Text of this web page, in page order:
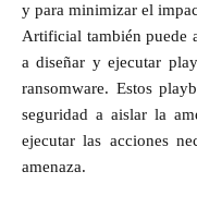
y para minimizar el
Artificial también puede
a diseñar y ejecutar
ransomware. Estos
seguridad a aislar la
ejecutar las acciones
amenaza.